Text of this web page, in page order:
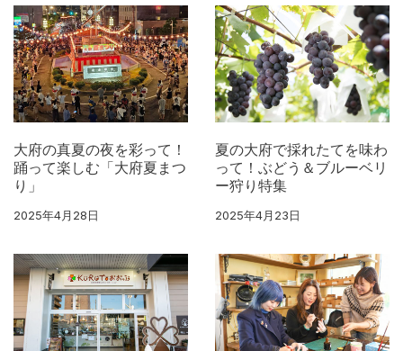
大府の真夏の夜を彩って！
踊って楽しむ「大府夏まつ
り」
2025年4月28日
夏の大府で採れたてを味わ
って！ぶどう＆ブルーベリ
ー狩り特集
2025年4月23日